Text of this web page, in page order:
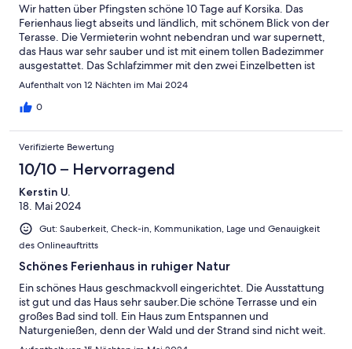
Wir hatten über Pfingsten schöne 10 Tage auf Korsika. Das
Ferienhaus liegt abseits und ländlich, mit schönem Blick von der
Terasse. Die Vermieterin wohnt nebendran und war supernett,
das Haus war sehr sauber und ist mit einem tollen Badezimmer
ausgestattet. Das Schlafzimmer mit den zwei Einzelbetten ist
eng, wir hatten nur unsere Tochter in dem Zimmer, das war kein
ein- und auschecken war völlig problemlos. Aufgrund der
etwas fahren, aber die Küche ist modern und so ausgestattet,
dass selber kochen kein Problem ist. Über Pfingsten wurde es
während der Nacht noch so frisch, dass wir die Klimaanlage
nicht gebraucht haben.
Aufenthalt von 12 Nächten im Mai 2024
0
Verifizierte Bewertung
10/10 – Hervorragend
Kerstin U.
18. Mai 2024
Gut: Sauberkeit, Check-in, Kommunikation, Lage und Genauigkeit
des Onlineauftritts
Schönes Ferienhaus in ruhiger Natur
Ein schönes Haus geschmackvoll eingerichtet. Die Ausstattung
ist gut und das Haus sehr sauber.Die schöne Terrasse und ein
großes Bad sind toll. Ein Haus zum Entspannen und
Naturgenießen, denn der Wald und der Strand sind nicht weit.